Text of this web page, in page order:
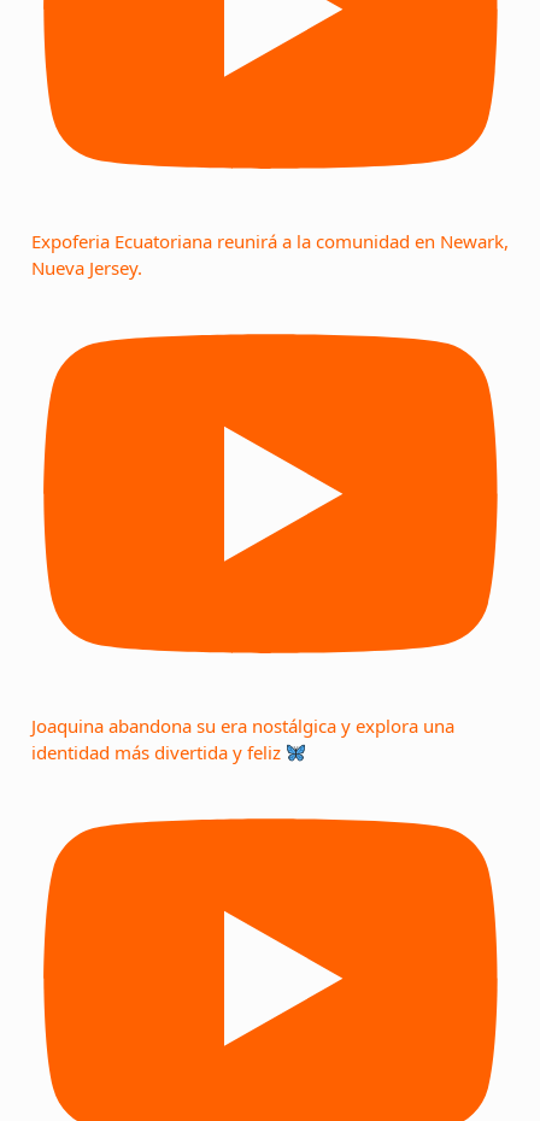
Expoferia Ecuatoriana reunirá a la comunidad en Newark,
Nueva Jersey.
Joaquina abandona su era nostálgica y explora una
identidad más divertida y feliz